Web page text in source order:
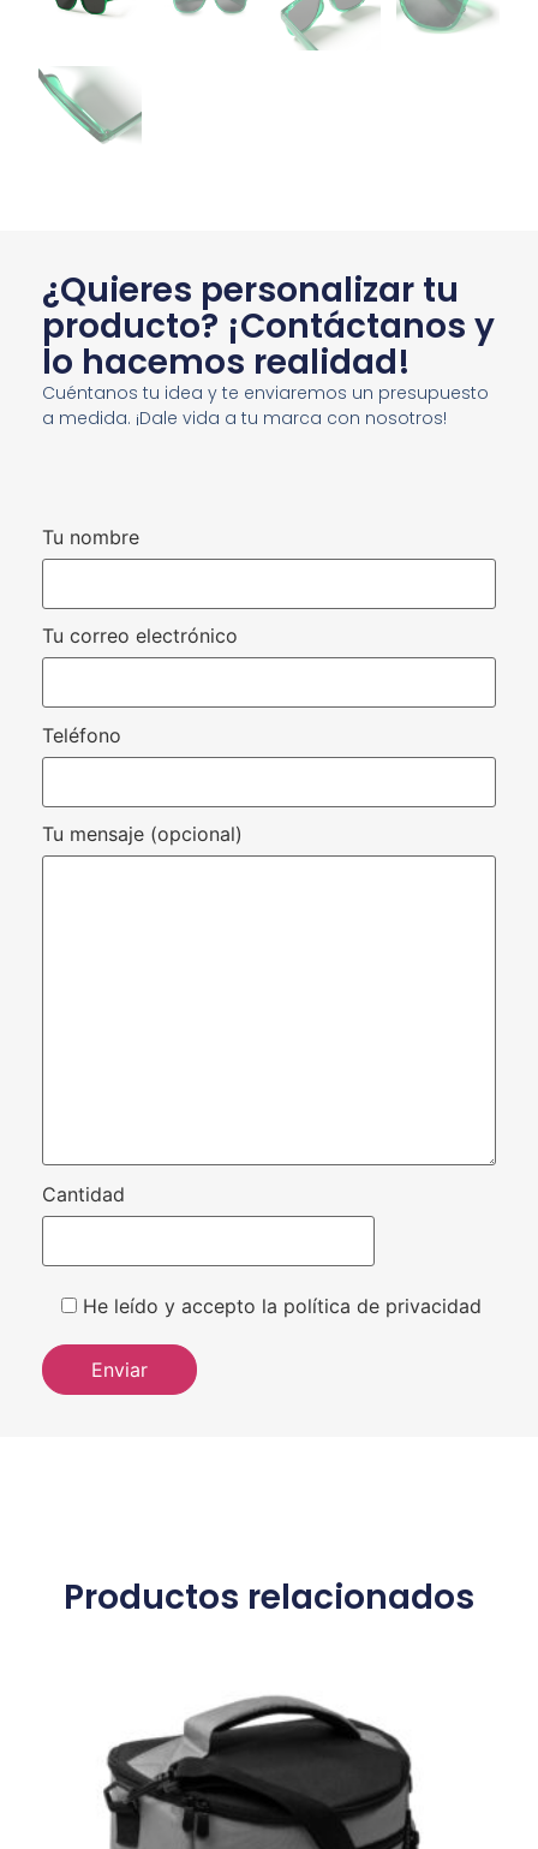
¿Quieres personalizar tu
producto? ¡Contáctanos y
lo hacemos realidad!
Cuéntanos tu idea y te enviaremos un presupuesto
a medida. ¡Dale vida a tu marca con nosotros!
Tu nombre
Tu correo electrónico
Teléfono
Tu mensaje (opcional)
Cantidad
He leído y accepto la política de privacidad
Productos relacionados